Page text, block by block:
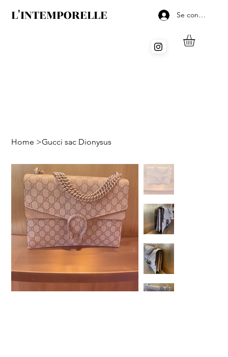
L'INTEMPORELLE Se connecter
Home >Gucci sac Dionysus